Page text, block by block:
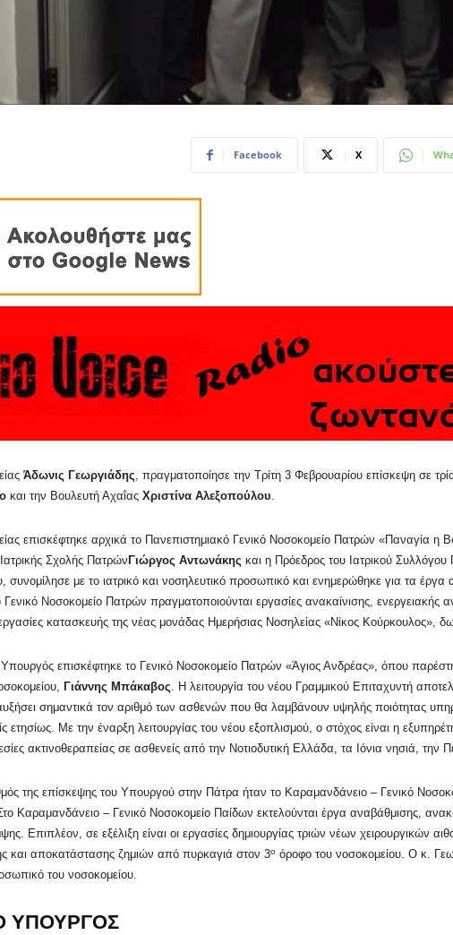
Facebook X
Άδωνις Γεωργιάδης, πραγματοποίησε την Τρίτη 3 Φεβρουαρίου επίσκεψη σε
και την Βουλευτή Αχαΐας Χριστίνα Αλεξοπούλου.
επισκέφτηκε αρχικά το Πανεπιστημιακό Γενικό Νοσοκομείο Πατρών «Παναγία η
Σχολής ΠατρώνΓιώργος Αντωνάκης και η Πρόεδρος του Ιατρικού
συνομίλησε με το ιατρικό και νοσηλευτικό προσωπικό και ενημερώθηκε για τα
Γενικό Νοσοκομείο Πατρών πραγματοποιούνται εργασίες ανακαίνισης,
εργασίες κατασκευής της νέας μονάδας Ημερήσιας Νοσηλείας «Νίκος Κούρκουλος»,
επισκέφτηκε το Γενικό Νοσοκομείο Πατρών «Άγιος Ανδρέας», όπου
Γιάννης Μπάκαβος. Η λειτουργία του νέου Γραμμικού Επιταχυντή
σημαντικά τον αριθμό των ασθενών που θα λαμβάνουν υψηλής ποιότητας
ετησίως. Με την έναρξη λειτουργίας του νέου εξοπλισμού, ο στόχος είναι η
ακτινοθεραπείας σε ασθενείς από την Νοτιοδυτική Ελλάδα, τα Ιόνια νησιά,
της επίσκεψης του Υπουργού στην Πάτρα ήταν το Καραμανδάνειο – Γενικό
Καραμανδάνειο – Γενικό Νοσοκομείο Παίδων εκτελούνται έργα αναβάθμισης,
Επιπλέον, σε εξέλιξη είναι οι εργασίες δημιουργίας τριών νέων χειρουργικών
και αποκατάστασης ζημιών από πυρκαγιά στον 3ο όροφο του νοσοκομείου. Ο κ.
του νοσοκομείου.
ΥΠΟΥΡΓΟΣ